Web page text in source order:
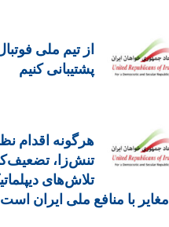
از تیم ملی
پشتیبانی کنیم
هرگونه اقدام
تنش‌زا،
تلاش‌های
مغایر با منافع ملی ایران است